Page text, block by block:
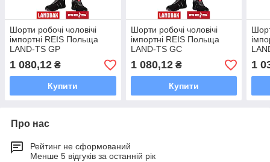
Шорти робочі чоловічі
імпортні REIS Польща
LAND-TS GP
1 080,12 ₴
Купити
Шорти робочі чоловічі
імпортні REIS Польща
LAND-TS GC
1 080,12₴
Купити
1
Про нас
Рейтинг не сформований
Менше 5 відгуків за останній рік